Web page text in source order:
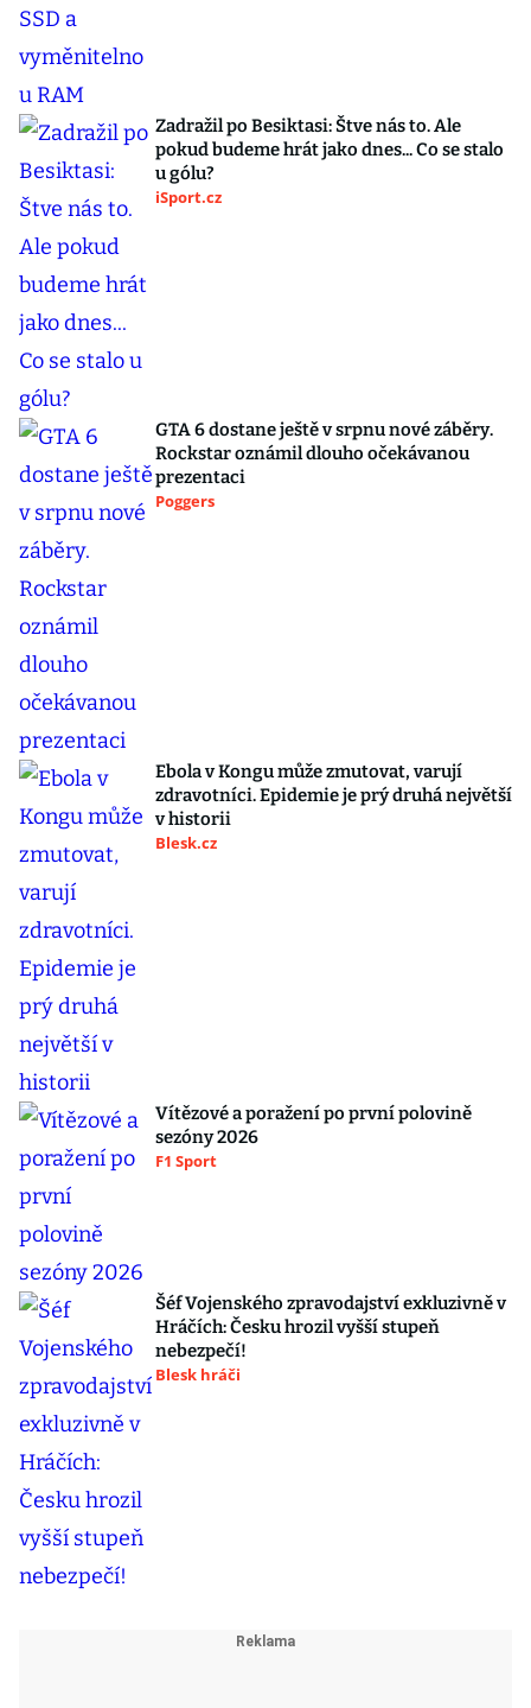
Zadražil po Besiktasi: Štve nás to. Ale
pokud budeme hrát jako dnes... Co se stalo
u gólu?
iSport.cz
GTA 6 dostane ještě v srpnu nové záběry.
Rockstar oznámil dlouho očekávanou
prezentaci
Poggers
Ebola v Kongu může zmutovat, varují
zdravotníci. Epidemie je prý druhá největší
v historii
Blesk.cz
Vítězové a poražení po první polovině
sezóny 2026
F1 Sport
Šéf Vojenského zpravodajství exkluzivně v
Hráčích: Česku hrozil vyšší stupeň
nebezpečí!
Blesk hráči